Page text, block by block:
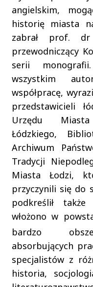
angielskim,
historię miasta
zabrał prof.
przewodniczący
serii
wszystkim
współpracę,
przedstawicieli
Urzędu
Łódzkiego,
Archiwum
Tradycji
Miasta Łodzi,
przyczynili się do
podkreślił
włożono w
bardzo
absorbujących
specjalistów z
historia,